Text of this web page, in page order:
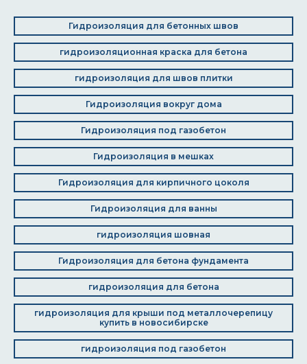
Гидроизоляция для бетонных швов
гидроизоляционная краска для бетона
гидроизоляция для швов плитки
Гидроизоляция вокруг дома
Гидроизоляция под газобетон
Гидроизоляция в мешках
Гидроизоляция для кирпичного цоколя
Гидроизоляция для ванны
гидроизоляция шовная
Гидроизоляция для бетона фундамента
гидроизоляция для бетона
гидроизоляция для крыши под металлочерепицу
купить в новосибирске
гидроизоляция под газобетон